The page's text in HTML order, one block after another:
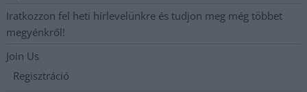
Iratkozzon fel heti hírlevelünkre és tudjon meg még többet
megyénkről!
Join Us
Regisztráció